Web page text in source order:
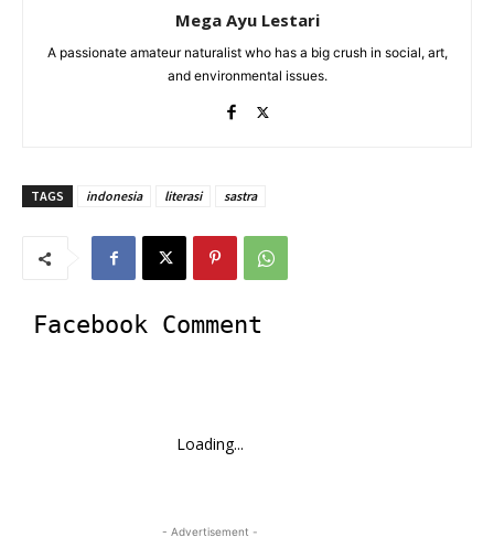
Mega Ayu Lestari
A passionate amateur naturalist who has a big crush in social, art,
and environmental issues.
TAGS indonesia literasi sastra
Facebook Comment
Loading...
- Advertisement -